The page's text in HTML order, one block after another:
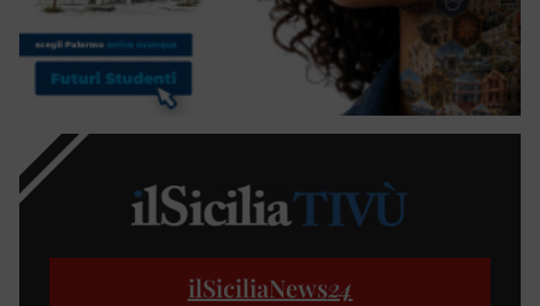
ilSiciliaNews24